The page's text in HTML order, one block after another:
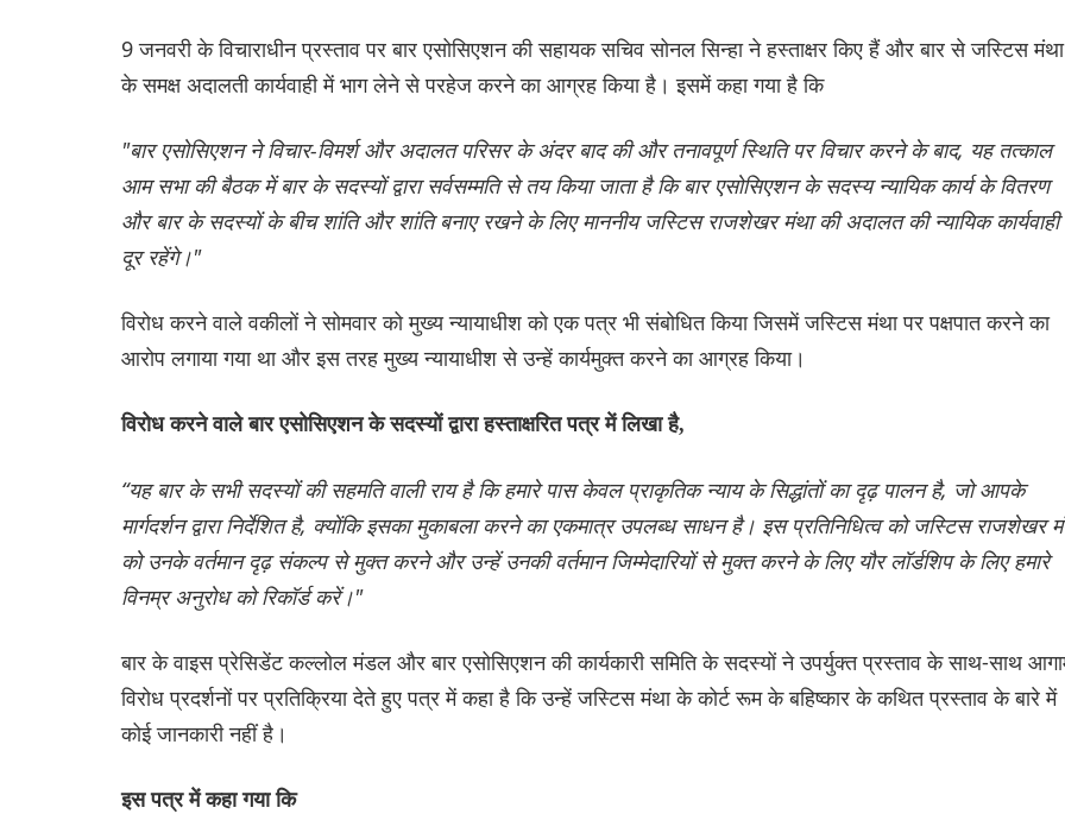
9 जनवरी के विचाराधीन प्रस्ताव पर बार एसोसिएशन की सहायक सचिव सोनल सिन्हा ने हस्ताक्षर किए हैं और बार से जस्टिस मंथा
के समक्ष अदालती कार्यवाही में भाग लेने से परहेज करने का आग्रह किया है। इसमें कहा गया है कि
"बार एसोसिएशन ने विचार-विमर्श और अदालत परिसर के अंदर बाद की और तनावपूर्ण स्थिति पर विचार करने के बाद, यह तत्काल
आम सभा की बैठक में बार के सदस्यों द्वारा सर्वसम्मति से तय किया जाता है कि बार एसोसिएशन के सदस्य न्यायिक कार्य के वितरण
और बार के सदस्यों के बीच शांति और शांति बनाए रखने के लिए माननीय जस्टिस राजशेखर मंथा की अदालत की न्यायिक
दूर रहेंगे।"
विरोध करने वाले वकीलों ने सोमवार को मुख्य न्यायाधीश को एक पत्र भी संबोधित किया जिसमें जस्टिस मंथा पर पक्षपात करने का
आरोप लगाया गया था और इस तरह मुख्य न्यायाधीश से उन्हें कार्यमुक्त करने का आग्रह किया।
विरोध करने वाले बार एसोसिएशन के सदस्यों द्वारा हस्ताक्षरित पत्र में लिखा है,
“यह बार के सभी सदस्यों की सहमति वाली राय है कि हमारे पास केवल प्राकृतिक न्याय के सिद्धांतों का दृढ़ पालन है, जो आपके
मार्गदर्शन द्वारा निर्देशित है, क्योंकि इसका मुकाबला करने का एकमात्र उपलब्ध साधन है। इस प्रतिनिधित्व को जस्टिस राजशेखर
को उनके वर्तमान दृढ़ संकल्प से मुक्त करने और उन्हें उनकी वर्तमान जिम्मेदारियों से मुक्त करने के लिए यौर लॉर्डशिप के लिए हमारे
विनम्र अनुरोध को रिकॉर्ड करें।"
बार के वाइस प्रेसिडेंट कल्लोल मंडल और बार एसोसिएशन की कार्यकारी समिति के सदस्यों ने उपर्युक्त प्रस्ताव के साथ-साथ
विरोध प्रदर्शनों पर प्रतिक्रिया देते हुए पत्र में कहा है कि उन्हें जस्टिस मंथा के कोर्ट रूम के बहिष्कार के कथित प्रस्ताव के बारे में
कोई जानकारी नहीं है।
इस पत्र में कहा गया कि